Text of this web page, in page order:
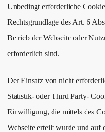
Unbedingt erforderliche
Rechtsgrundlage des Art. 6
Betrieb der Webseite oder
erforderlich sind.
Der Einsatz von nicht
Statistik- oder Third Party-
Einwilligung, die mittels des
Webseite erteilt wurde und auf